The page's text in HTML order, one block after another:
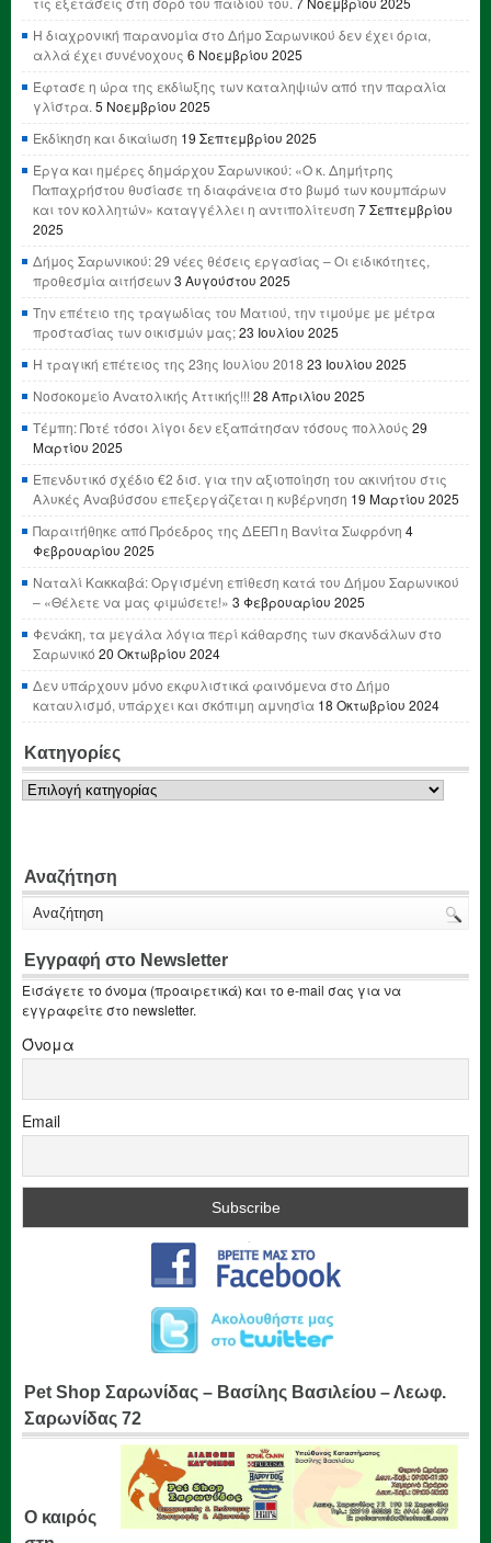
Η διαχρονική παρανομία στο Δήμο Σαρωνικού δεν έχει όρια,
αλλά έχει συνένοχους 6 Νοεμβρίου 2025
Έφτασε η ώρα της εκδίωξης των καταληψιών από την παραλία
γλίστρα. 5 Νοεμβρίου 2025
Εκδίκηση και δικαίωση 19 Σεπτεμβρίου 2025
Έργα και ημέρες δημάρχου Σαρωνικού: «Ο κ. Δημήτρης
Παπαχρήστου θυσίασε τη διαφάνεια στο βωμό των κουμπάρων
και τον κολλητών» καταγγέλλει η αντιπολίτευση 7 Σεπτεμβρίου
2025
Δήμος Σαρωνικού: 29 νέες θέσεις εργασίας – Οι ειδικότητες,
προθεσμία αιτήσεων3 Αυγούστου 2025
Την επέτειο της τραγωδίας του Ματιού, την τιμούμε με μέτρα
προστασίας των οικισμών μας;23 Ιουλίου 2025
Η τραγική επέτειος της 23ης Ιουλίου 2018 23 Ιουλίου 2025
Νοσοκομείο Ανατολικής Αττικής!!! 28 Απριλίου 2025
Τέμπη: Ποτέ τόσοι λίγοι δεν εξαπάτησαν τόσους πολλούς 29
Μαρτίου 2025
Επενδυτικό σχέδιο €2 δισ. για την αξιοποίηση του ακινήτου στις
Αλυκές Αναβύσσου επεξεργάζεται η κυβέρνηση 19 Μαρτίου 2025
Παραιτήθηκε από Πρόεδρος της ΔΕΕΠ η Βανίτα Σωφρόνη 4
Φεβρουαρίου 2025
Ναταλί Κακκαβά: Οργισμένη επίθεση κατά του Δήμου Σαρωνικού
– «Θέλετε να μας φιμώσετε!» 3 Φεβρουαρίου 2025
Φενάκη, τα μεγάλα λόγια περί κάθαρσης των σκανδάλων στο
Σαρωνικό 20 Οκτωβρίου 2024
Δεν υπάρχουν μόνο εκφυλιστικά φαινόμενα στο Δήμο
καταυλισμό, υπάρχει και σκόπιμη αμνησία 18 Οκτωβρίου 2024
Κατηγορίες
Κατηγορίες
Αναζήτηση
Εγγραφή στο Newsletter
Εισάγετε το όνομα (προαιρετικά) και το e-mail σας για να
εγγραφείτε στο newsletter.
Όνομα
Email
Pet Shop Σαρωνίδας – Βασίλης Βασιλείου – Λεωφ.
Σαρωνίδας 72
Ο καιρός